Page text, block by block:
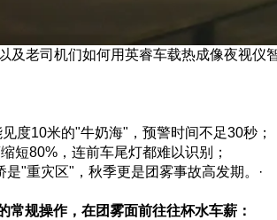
及老司机们如何用英睿车载热成像夜视仪
度10米的"牛奶海"，预警时间不足30秒；
短80%，连前车尾灯都难以识别；
"重灾区"，秋季更是团雾事故高发期。·
规操作，在团雾面前往往杯水车薪：